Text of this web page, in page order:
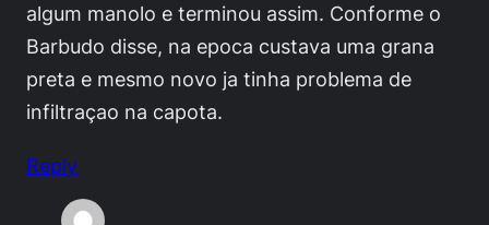
algum manolo e terminou assim. Conforme o
Barbudo disse, na epoca custava uma grana
preta e mesmo novo ja tinha problema de
infiltraçao na capota.
Reply